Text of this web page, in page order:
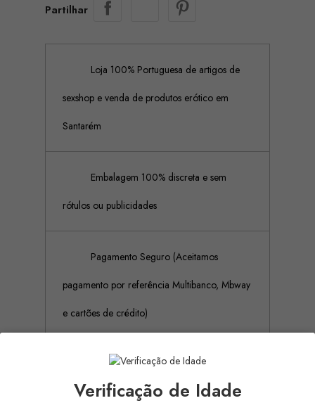
Partilhar
Loja 100% Portuguesa de artigos de
sexshop e venda de produtos erótico em
Santarém
Embalagem 100% discreta e sem
rótulos ou publicidades
Pagamento Seguro (Aceitamos
pagamento por referência Multibanco, Mbway
e cartões de crédito)
Descrição Detalhes do produto
Verificação de Idade